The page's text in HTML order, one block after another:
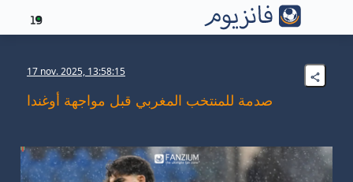
19
17 nov. 2025, 13:58:15
صدمة للمنتخب المغربي قبل مواجهة أوغندا